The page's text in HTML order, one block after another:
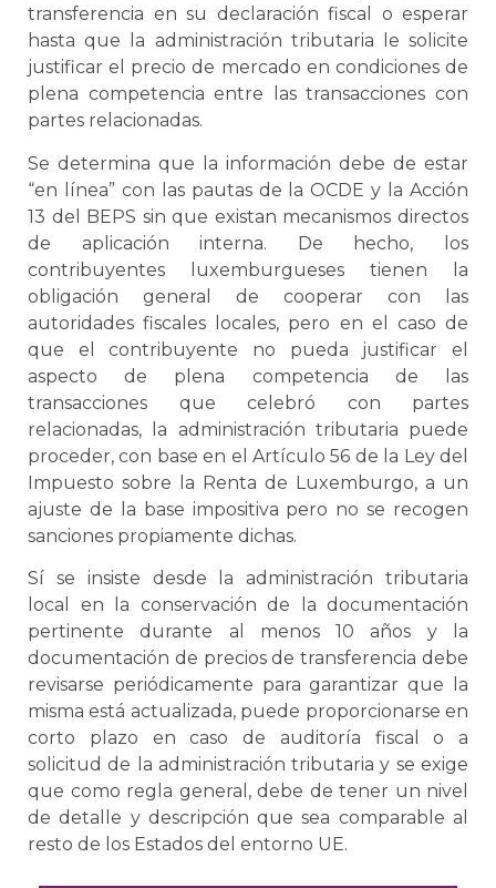
transferencia en su declaración fiscal o esperar
hasta que la administración tributaria le solicite
justificar el precio de mercado en condiciones de
plena competencia entre las transacciones con
partes relacionadas.
Se determina que la información debe de estar
“en línea” con las pautas de la OCDE y la Acción
13 del BEPS sin que existan mecanismos directos
de aplicación interna. De hecho, los
contribuyentes luxemburgueses tienen la
obligación general de cooperar con las
autoridades fiscales locales, pero en el caso de
que el contribuyente no pueda justificar el
aspecto de plena competencia de las
transacciones que celebró con partes
relacionadas, la administración tributaria puede
proceder, con base en el Artículo 56 de la Ley del
Impuesto sobre la Renta de Luxemburgo, a un
ajuste de la base impositiva pero no se recogen
sanciones propiamente dichas.
Sí se insiste desde la administración tributaria
local en la conservación de la documentación
pertinente durante al menos 10 años y la
documentación de precios de transferencia debe
revisarse periódicamente para garantizar que la
misma está actualizada, puede proporcionarse en
corto plazo en caso de auditoría fiscal o a
solicitud de la administración tributaria y se exige
que como regla general, debe de tener un nivel
de detalle y descripción que sea comparable al
resto de los Estados del entorno UE.